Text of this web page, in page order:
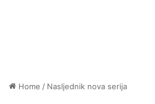
Home / Nasljednik nova serija